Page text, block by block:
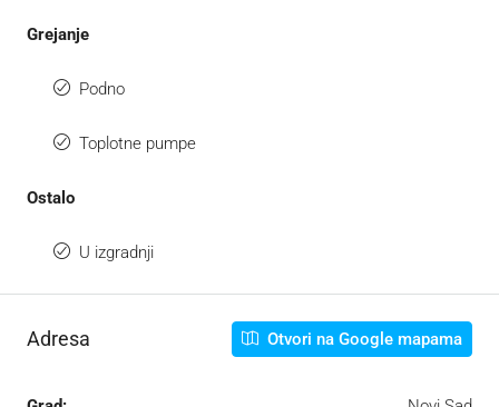
Grejanje
Podno
Toplotne pumpe
Ostalo
U izgradnji
Adresa Otvori na Google mapama